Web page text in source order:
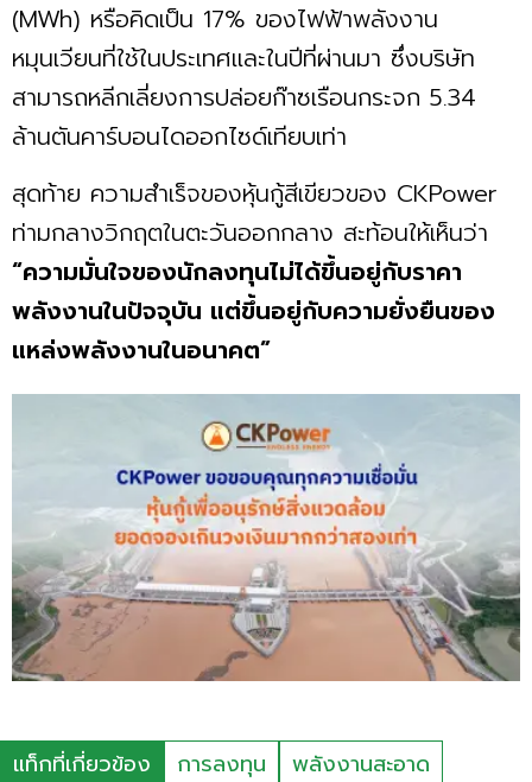
(MWh) หรือคิดเป็น 17% ของไฟฟ้าพลังงาน
หมุนเวียนที่ใช้ในประเทศและในปีที่ผ่านมา ซึ่งบริษัท
สามารถหลีกเลี่ยงการปล่อยก๊าซเรือนกระจก 5.34
ล้านตันคาร์บอนไดออกไซด์เทียบเท่า
สุดท้าย ความสำเร็จของหุ้นกู้สีเขียวของ CKPower
ท่ามกลางวิกฤตในตะวันออกกลาง สะท้อนให้เห็นว่า
“ความมั่นใจของนักลงทุนไม่ได้ขึ้นอยู่กับราคา
พลังงานในปัจจุบัน แต่ขึ้นอยู่กับความยั่งยืนของ
แหล่งพลังงานในอนาคต”
แท็กที่เกี่ยวข้อง การลงทุน
พลังงานสะอาด